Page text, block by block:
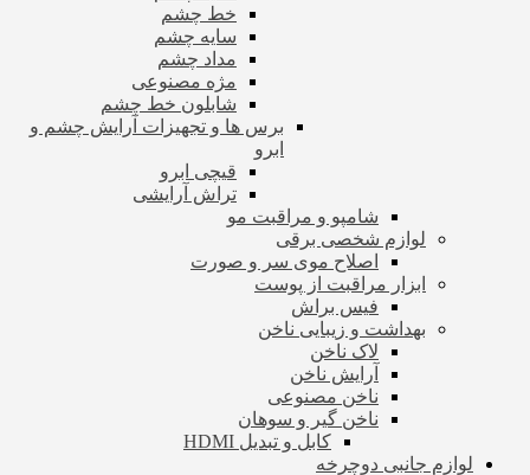
خط چشم
سایه چشم
مداد چشم
مژه مصنوعی
شابلون خط چشم
برس ها و تجهیزات آرایش چشم و
ابرو
قیچی ابرو
تراش آرایشی
شامپو و مراقبت مو
لوازم شخصی برقی
اصلاح موی سر و صورت
ابزار مراقبت از پوست
فیس براش
بهداشت و زیبایی ناخن
لاک ناخن
آرایش ناخن
ناخن مصنوعی
ناخن گیر و سوهان
کابل و تبدیل HDMI
لوازم جانبی دوچرخه